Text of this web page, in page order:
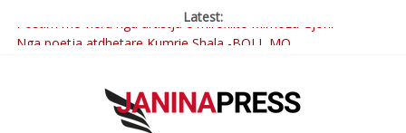
Latest:
Nga poetja atdhetare Kumrie Shala -BOLL MO
Çlirimtari Mentor Mushkolaj nderohet me mirenjohje nga
Xhevdet Qeriqi Dega e invalidëve në Fushë Kosovë